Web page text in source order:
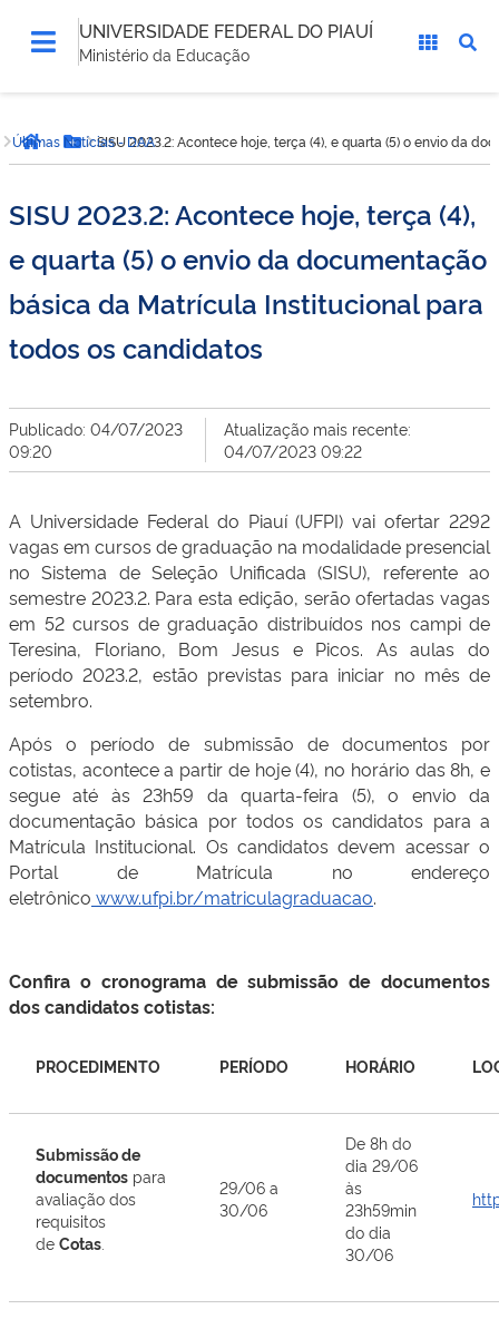
UNIVERSIDADE FEDERAL DO PIAUÍ
Ministério da Educação
está
aqui:Página inicial
Botão Menu
Últimas Notícias - DAASISU 2023.2: Acontece hoje, terça (4), e quarta (5) o envio da
SISU 2023.2: Acontece hoje, terça (4),
e quarta (5) o envio da documentação
básica da Matrícula Institucional para
todos os candidatos
Publicado: 04/07/2023
09:20
Atualização mais recente:
04/07/2023 09:22
A Universidade Federal do Piauí (UFPI) vai ofertar 2292
vagas em cursos de graduação na modalidade presencial
no Sistema de Seleção Unificada (SISU), referente ao
semestre 2023.2. Para esta edição, serão ofertadas vagas
em 52 cursos de graduação distribuídos nos campi de
Teresina, Floriano, Bom Jesus e Picos. As aulas do
período 2023.2, estão previstas para iniciar no mês de
setembro.
Após o período de submissão de documentos por
cotistas, acontece a partir de hoje (4), no horário das 8h, e
segue até às 23h59 da quarta-feira (5), o envio da
documentação básica por todos os candidatos para a
Matrícula Institucional. Os candidatos devem acessar o
Portal de Matrícula no endereço
eletrônico www.ufpi.br/matriculagraduacao.
Confira o cronograma de submissão de documentos
dos candidatos cotistas:
PROCEDIMENTO PERÍODO HORÁRIO
Submissão de
documentos para
avaliação dos
requisitos
de Cotas
29/06 a
30/06
De 8h do
dia 29/06
às
23h59min
do dia
30/06